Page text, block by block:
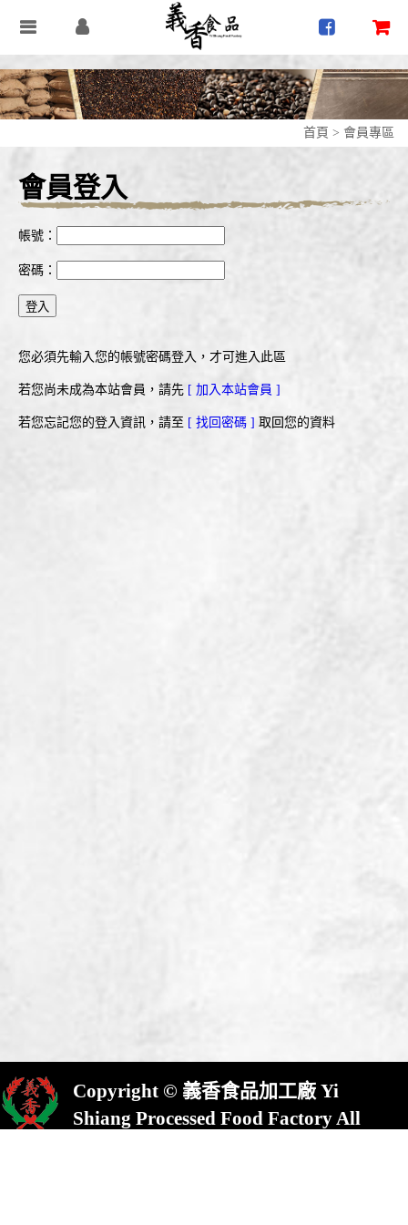
首頁 > 會員專區
會員登入
帳號：
密碼：
您必須先輸入您的帳號密碼登入，才可進入此區
若您尚未成為本站會員，請先 [ 加入本站會員 ]
若您忘記您的登入資訊，請至 [ 找回密碼 ] 取回您的資料
Copyright © 義香食品加工廠 Yi
Shiang Processed Food Factory All